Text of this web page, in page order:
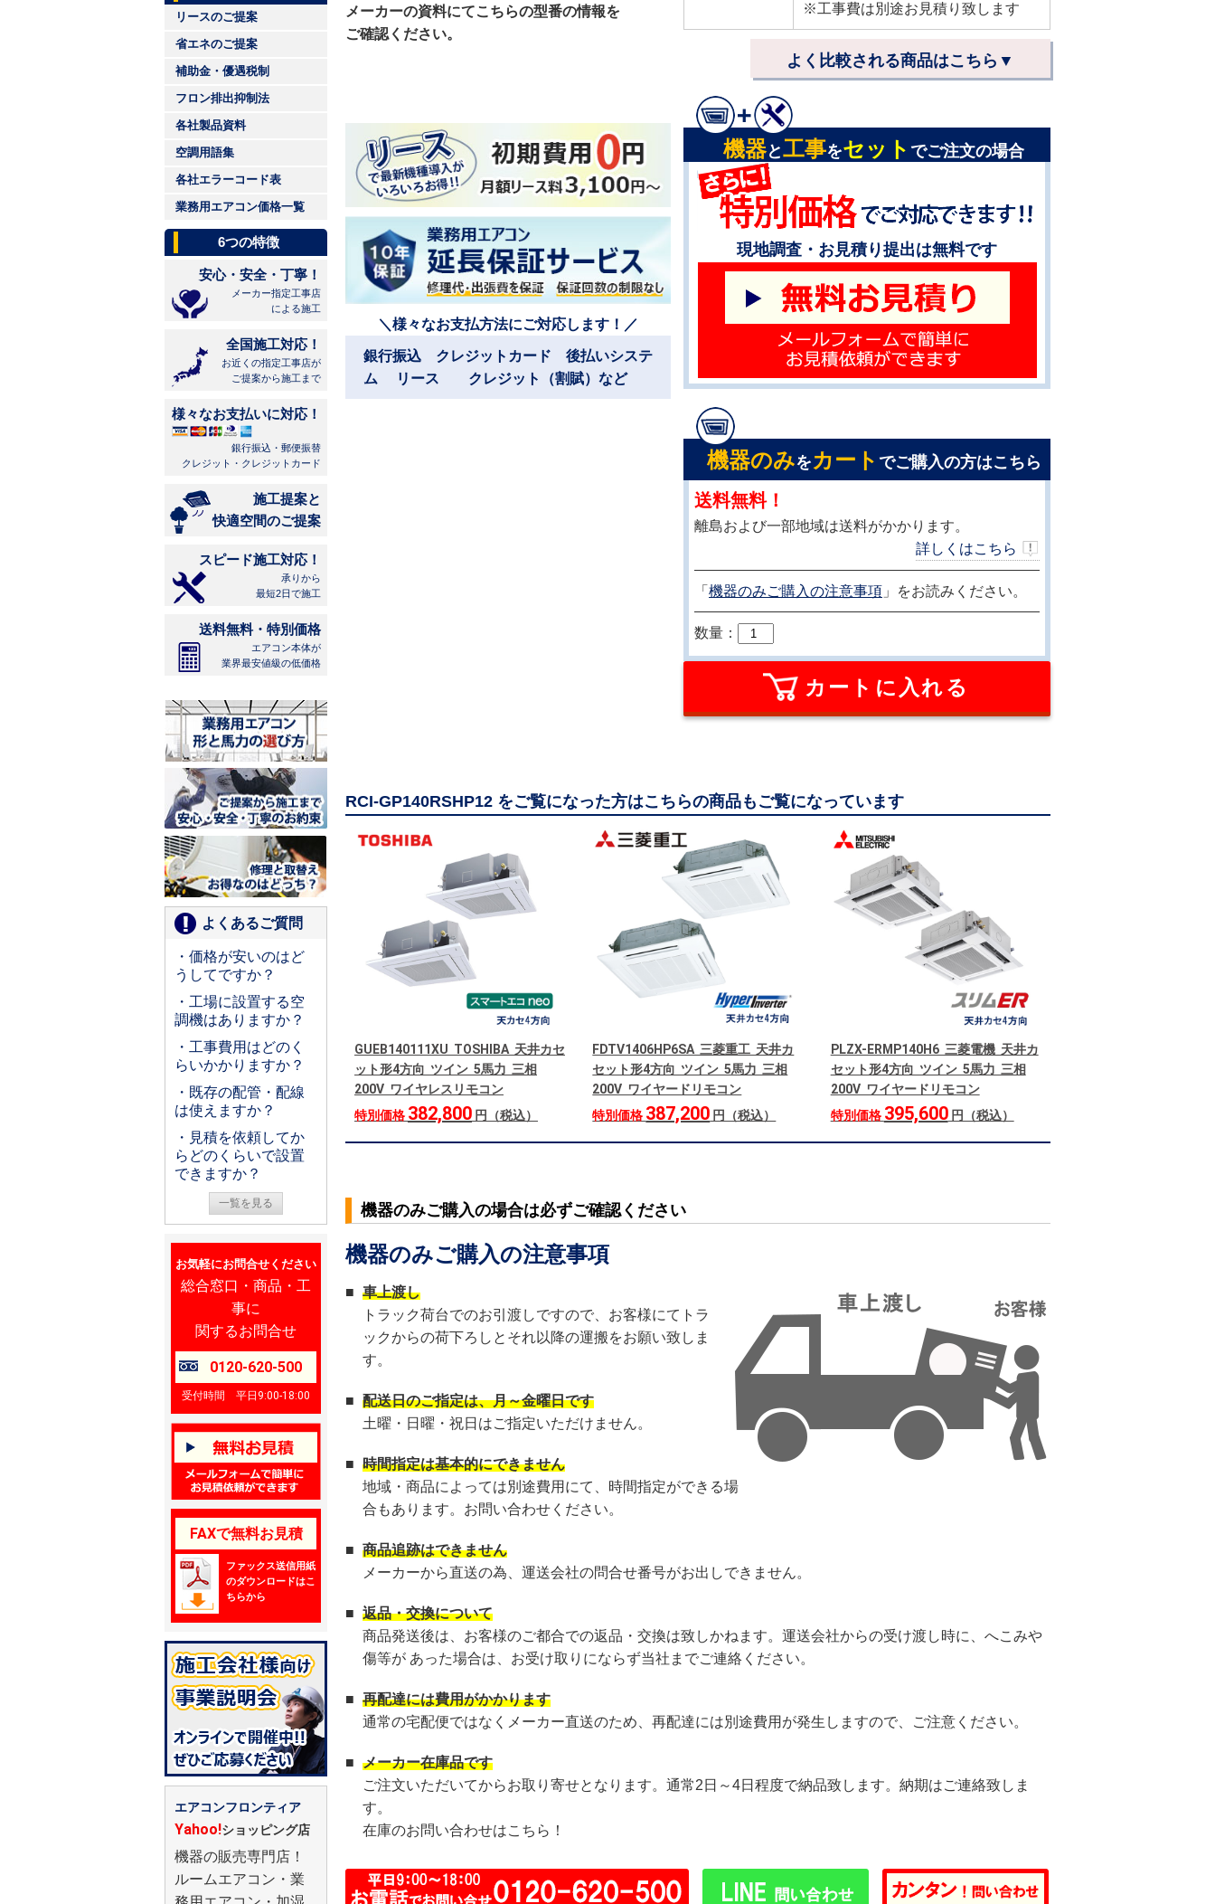
リースのご提案
省エネのご提案
補助金・優遇税制
フロン排出抑制法
各社製品資料
空調用語集
各社エラーコード表
業務用エアコン価格一覧
6つの特徴
安心・安全・丁寧！
メーカー指定工事店
による施工
全国施工対応！
お近くの指定工事店が
ご提案から施工まで
様々なお支払いに対応！
銀行振込・郵便振替
クレジット・クレジットカード
施工提案と
快適空間のご提案
スピード施工対応！
承りから
最短2日で施工
送料無料・特別価格
エアコン本体が
業界最安値級の低価格
よくあるご質問
・価格が安いのはど
うしてですか？
・工場に設置する空
調機はありますか？
・工事費用はどのく
らいかかりますか？
・既存の配管・配線
は使えますか？
・見積を依頼してか
らどのくらいで設置
できますか？
一覧を見る
お気軽にお問合せください
総合窓口・商品・工
事に
関するお問合せ
0120-620-500
受付時間 平日9:00-18:00
FAXで無料お見積
ファックス送信用紙
のダウンロードはこ
ちらから
エアコンフロンティア
Yahoo!ショッピング店
機器の販売専門店！
ルームエアコン・業
メーカーの資料にてこちらの型番の情報を
ご確認ください。
※工事費は別途お見積り致します
よく比較される商品はこちら▼
＼様々なお支払方法にご対応します！／
銀行振込 クレジットカード 後払いシステ
ム リース クレジット（割賦）など
機器と工事をセット でご注文の場合
現地調査・お見積り提出は無料です
機器のみをカート でご購入の方はこちら
送料無料！
離島および一部地域は送料がかかります。
詳しくはこちら
「機器のみご購入の注意事項 」をお読みください。
数量：
カートに入れる
RCI-GP140RSHP12 をご覧になった方はこちらの商品もご覧になっています
GUEB140111XU TOSHIBA 天井カセ
ット形4方向 ツイン 5馬力 三相
200V ワイヤレスリモコン
特別価格 382,800 円（税込）
FDTV1406HP6SA 三菱重工 天井カ
セット形4方向 ツイン 5馬力 三相
200V ワイヤードリモコン
特別価格 387,200 円（税込）
PLZX-ERMP140H6 三菱電機 天井カ
セット形4方向 ツイン 5馬力 三相
200V ワイヤードリモコン
特別価格 395,600円（税込）
機器のみご購入の場合は必ずご確認ください
機器のみご購入の注意事項
■ 車上渡し
トラック荷台でのお引渡しですので、お客様にてトラ
ックからの荷下ろしとそれ以降の運搬をお願い致しま
す。
■ 配送日のご指定は、月～金曜日です
土曜・日曜・祝日はご指定いただけません。
■ 時間指定は基本的にできません
地域・商品によっては別途費用にて、時間指定ができる場
合もあります。お問い合わせください。
■ 商品追跡はできません
メーカーから直送の為、運送会社の問合せ番号がお出しできません。
■ 返品・交換について
商品発送後は、お客様のご都合での返品・交換は致しかねます。運送会社からの受け渡し時に、へこみや
傷等が あった場合は、お受け取りにならず当社までご連絡ください。
■ 再配達には費用がかかります
通常の宅配便ではなくメーカー直送のため、再配達には別途費用が発生しますので、ご注意ください。
■ メーカー在庫品です
ご注文いただいてからお取り寄せとなります。通常2日～4日程度で納品致します。納期はご連絡致しま
す。
在庫のお問い合わせはこちら！